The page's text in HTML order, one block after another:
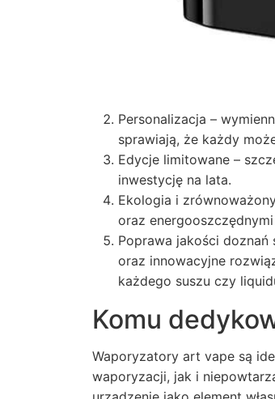
Personalizacja –
sprawiają, że każdy
Edycje limitowane –
inwestycję na lata.
Ekologia i
oraz
Poprawa jakości
oraz innowacyjne
każdego suszu czy
Komu
Waporyzatory art vape są
waporyzacji, jak i